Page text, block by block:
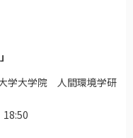
大学院 人間環境学研
18:50